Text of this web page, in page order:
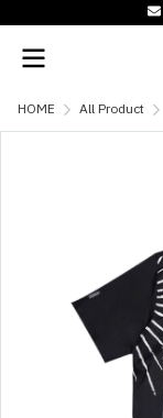
HOME All Product